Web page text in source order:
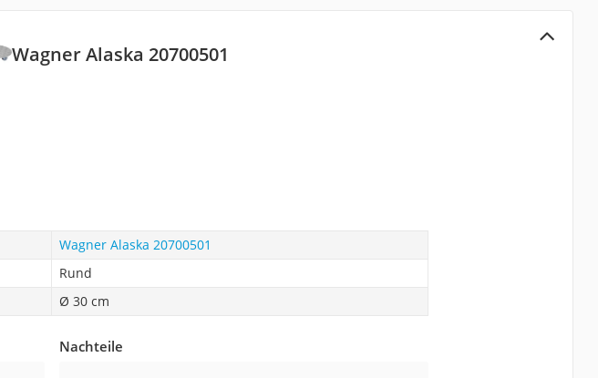
Wagner Alaska 20700501
Wagner Alaska 20700501
Rund
Ø 30 cm
Nachteile